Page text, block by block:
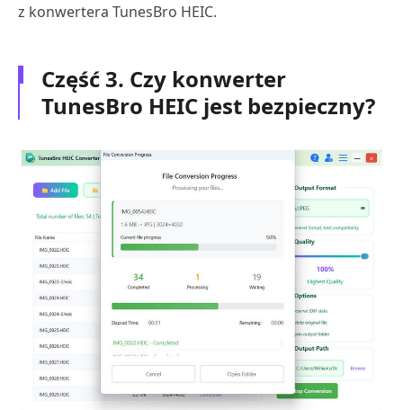
z konwertera TunesBro HEIC.
Część 3. Czy konwerter
TunesBro HEIC jest bezpieczny?